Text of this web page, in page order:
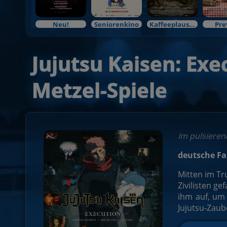
Neu! Seniorenkino Kaffeeplausch & Kinozauber
Jujutsu Kaisen:
Metzel-Spiele
Im
deutsche
Mitten im
Zivilisten
ihm auf,
Jujutsu-